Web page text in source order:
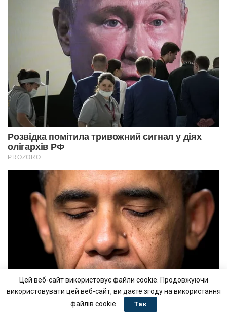
Цей веб-сайт використовує файли cookie. Продовжуючи
використовувати цей веб-сайт, ви даєте згоду на використання
файлів cookie.
Так